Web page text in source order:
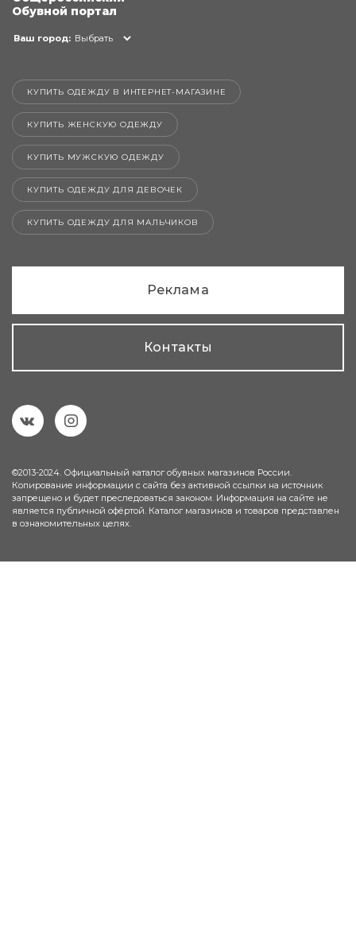
Обувной портал
Ваш город: Выбрать
КУПИТЬ ОДЕЖДУ В ИНТЕРНЕТ-МАГАЗИНЕ
КУПИТЬ ЖЕНСКУЮ ОДЕЖДУ
КУПИТЬ МУЖСКУЮ ОДЕЖДУ
КУПИТЬ ОДЕЖДУ ДЛЯ ДЕВОЧЕК
КУПИТЬ ОДЕЖДУ ДЛЯ МАЛЬЧИКОВ
Реклама
Контакты
©2013-2024. Официальный каталог обувных магазинов России.
Копирование информации с сайта без активной ссылки на источник
запрещено и будет преследоваться законом. Информация на сайте не
является публичной офёртой. Каталог магазинов и товаров представлен
в ознакомительных целях.